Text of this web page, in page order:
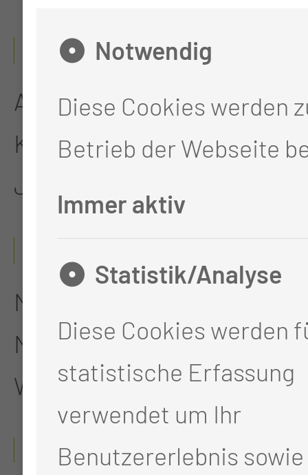
07/1998 - 01/2000
AiP Universitäts-HNO-
Klinik Würzburg, Prof. Dr.
J. Helms
Medizinstudium Julius-
Maximilians-Universität
Würzburg
FORSCHUNG & LEHRE
Notwendig
Diese Cookies werden
Betrieb der Webseite
Immer aktiv
Statistik/Analyse
Diese Cookies werden
statistische Erfassung
verwendet um Ihr
Benutzererlebnis